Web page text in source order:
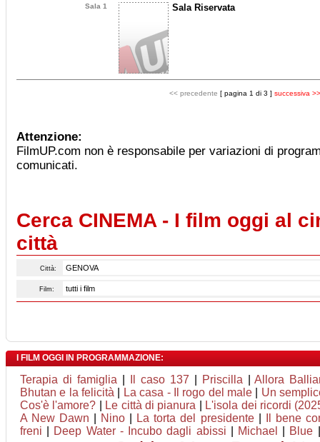
Sala 1
Sala Riservata
<< precedente [ pagina 1 di 3 ] successiva >>
Attenzione:
FilmUP.com non è responsabile per variazioni di
comunicati.
Cerca CINEMA - I film oggi al
città
Città:
Film:
I FILM OGGI IN PROGRAMMAZIONE:
Terapia di famiglia Il caso 137 Priscilla |Allora
Bhutan e la felicità
La casa - Il rogo del male
Un
Cos'è l'amore?
Le città di pianura
L'isola dei ricordi
A New Dawn
Nino La torta del presidente|
Il bene
freni
Deep Water - Incubo dagli abissi Michael Blue